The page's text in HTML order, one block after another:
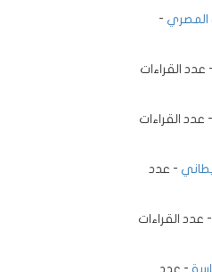
المصري -
- عدد القراءات
- عدد القراءات
- عدد
- عدد القراءات
- عدد